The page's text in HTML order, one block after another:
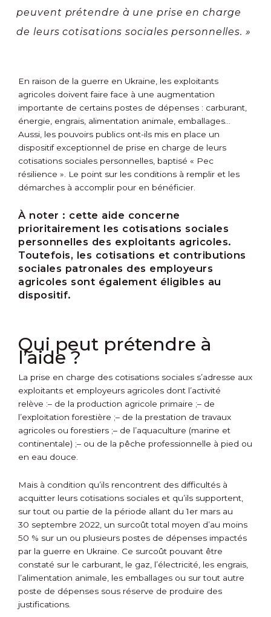
peuvent prétendre à une prise en charge
de leurs cotisations sociales personnelles. »
En raison de la guerre en Ukraine, les exploitants
agricoles doivent faire face à une augmentation
importante de certains postes de dépenses : carburant,
énergie, engrais, alimentation animale, emballages…
Aussi, les pouvoirs publics ont-ils mis en place un
dispositif exceptionnel de prise en charge de leurs
cotisations sociales personnelles, baptisé « Pec
résilience ». Le point sur les conditions à remplir et les
démarches à accomplir pour en bénéficier.
À noter : cette aide concerne
prioritairement les cotisations sociales
personnelles des exploitants agricoles.
Toutefois, les cotisations et contributions
sociales patronales des employeurs
agricoles sont également éligibles au
dispositif.
Qui peut prétendre à
l’aide ?
La prise en charge des cotisations sociales s’adresse aux
exploitants et employeurs agricoles dont l’activité
relève :– de la production agricole primaire ;– de
l’exploitation forestière ;– de la prestation de travaux
agricoles ou forestiers ;– de l’aquaculture (marine et
continentale) ;– ou de la pêche professionnelle à pied ou
en eau douce.
Mais à condition qu’ils rencontrent des difficultés à
acquitter leurs cotisations sociales et qu’ils supportent,
sur tout ou partie de la période allant du 1er mars au
30 septembre 2022, un surcoût total moyen d’au moins
50 % sur un ou plusieurs postes de dépenses impactés
par la guerre en Ukraine. Ce surcoût pouvant être
constaté sur le carburant, le gaz, l’électricité, les engrais,
l’alimentation animale, les emballages ou sur tout autre
poste de dépenses sous réserve de produire des
justifications.